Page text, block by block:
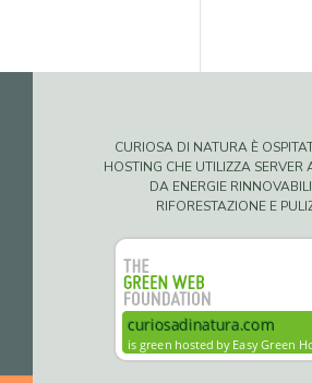
CURIOSA DI NATURA È
HOSTING CHE UTILIZZA SERVER
DA ENERGIE
RIFORESTAZIONE E